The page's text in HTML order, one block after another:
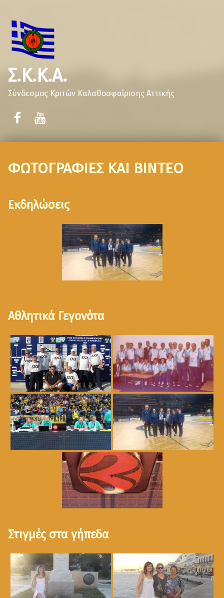
Σ.Κ.Κ.Α.
Σύνδεσμος Κριτών Καλαθοσφαίρισης Αττικής
ΦΩΤΟΓΡΑΦΙΕΣ ΚΑΙ ΒΙΝΤΕΟ
Εκδηλώσεις
Αθλητικά Γεγονότα
Στιγμές στα γήπεδα